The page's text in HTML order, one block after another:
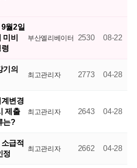
월2일
비
부산엘리베이터 2530 08-22
기의
최고관리자 2773 04-28
변경
제출
는?
최고관리자 2643 04-28
급적
정
최고관리자 2662 04-28